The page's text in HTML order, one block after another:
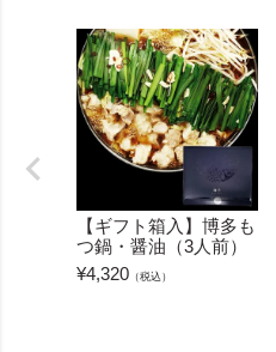
【ギフト箱入】博多も
つ鍋・醤油（3人前）
¥4,320 （税込）